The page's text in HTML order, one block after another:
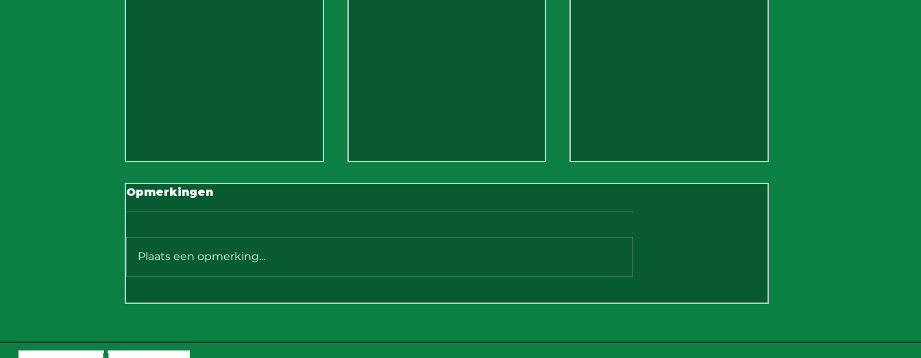
Groningse 4daagse
4daagse
Opmerkingen
Plaats een opmerking...